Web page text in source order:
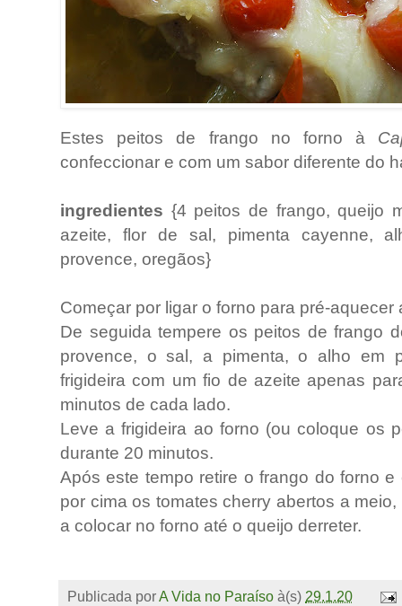
Estes peitos de frango no forno à
confeccionar e com um sabor diferente do
ingredientes {4 peitos de frango, queijo
azeite, flor de sal, pimenta cayenne,
provence, oregãos}
Começar por ligar o forno para pré-aquecer
De seguida tempere os peitos de frango
provence, o sal, a pimenta, o alho em
frigideira com um fio de azeite apenas
minutos de cada lado.
Leve a frigideira ao forno (ou coloque os
durante 20 minutos.
Após este tempo retire o frango do forno
por cima os tomates cherry abertos a
a colocar no forno até o queijo derreter.
Publicada porA Vida no Paraíso à(s) 29.1.20